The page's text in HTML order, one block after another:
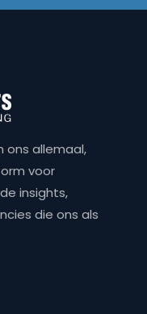
ons allemaal,
voor
insights,
die ons als